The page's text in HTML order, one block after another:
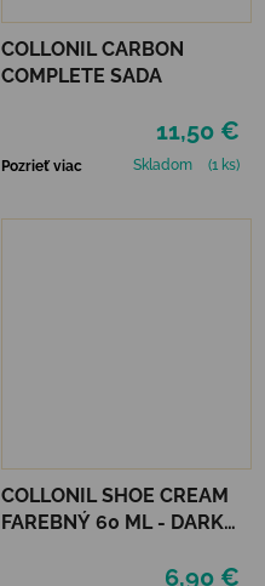
COLLONIL CARBON
COMPLETE SADA
11,50 €
Pozrieť viac Skladom (1 ks)
COLLONIL SHOE CREAM
FAREBNÝ 60 ML - DARK
6,90 €